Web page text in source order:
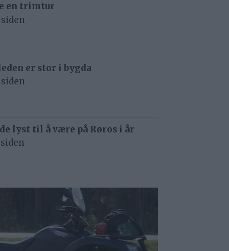
en trimtur
er stor i bygda
lyst til å være på Røros i år